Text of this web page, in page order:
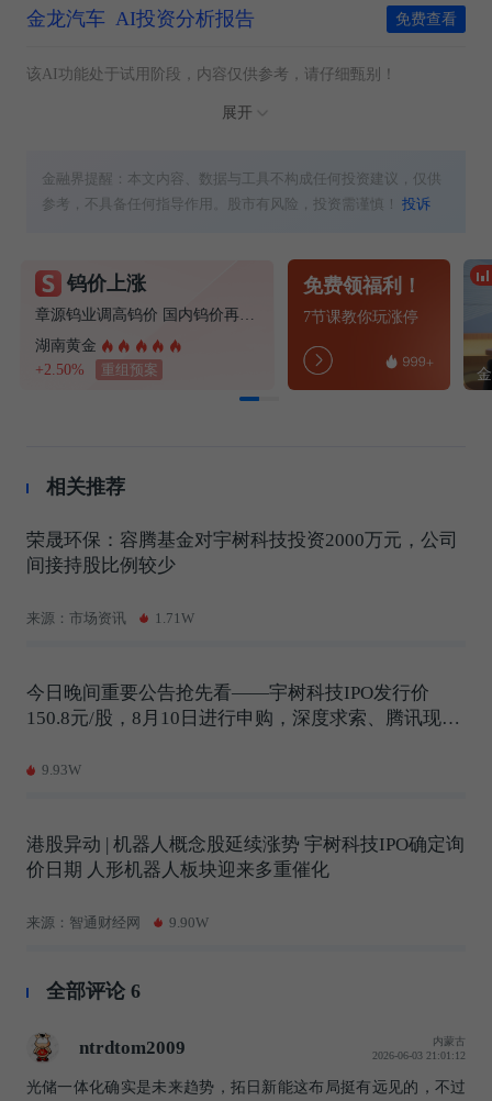
金龙汽车 AI投资分析报告 免费查看
该AI功能处于试用阶段，内容仅供参考，请仔细甄别！
展开
金融界提醒：本文内容、数据与工具不构成任何投资建议，仅供
参考，不具备任何指导作用。股市有风险，投资需谨慎！投诉
钨价上涨
湖南黄金
+2.50%
重组预案
免费领福利！
7节课教你玩涨停
相关推荐
荣晟环保：容腾基金对宇树科技投资2000万元，公司
间接持股比例较少
来源：市场资讯 1.71W
今日晚间重要公告抢先看——宇树科技IPO发行价
150.8元/股，8月10日进行申购，深度求索、腾讯现身
连板爱丽家居提示或再度停牌核查
9.93W
港股异动 | 机器人概念股延续涨势 宇树科技IPO确定询
价日期 人形机器人板块迎来多重催化
来源：智通财经网 9.90W
全部评论 6
ntrdtom2009
内蒙古
2026-06-03 21:01:12
光储一体化确实是未来趋势，拓日新能这布局挺有远见的，不过